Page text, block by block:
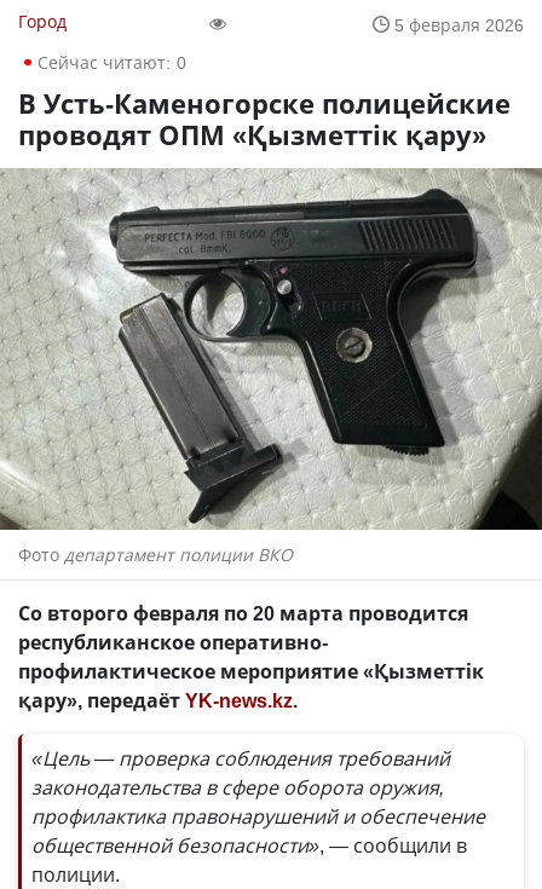
Город
5 февраля 2026
Сейчас читают: 0
В Усть-Каменогорске полицейские
проводят ОПМ «Қызметтік қару»
Фото департамент полиции ВКО
Со второго февраля по 20 марта проводится
республиканское оперативно-
профилактическое мероприятие «Қызметтік
қару», передаётYK-news.kz.
«Цель — проверка соблюдения требований
законодательства в сфере оборота оружия,
профилактика правонарушений и обеспечение
общественной безопасности», — сообщили в
полиции.